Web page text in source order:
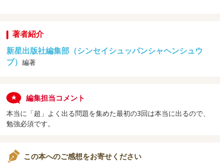
著者紹介
新星出版社編集部（シンセイシュッパンシャヘンシュウ
ブ）編著
編集担当コメント
本当に「超」よく出る問題を集めた最初の3回は本当に出るので、
勉強必須です。
この本へのご感想をお寄せください